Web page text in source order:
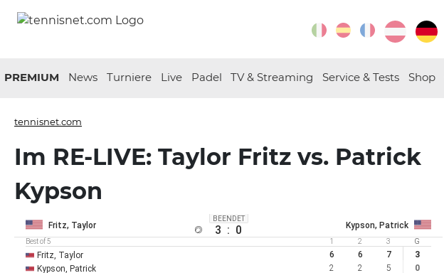
PREMIUM News Turniere Live Padel TV & Streaming Service & Tests Shop
tennisnet.com
Im RE-LIVE: Taylor Fritz vs. Patrick
Kypson
Fritz, Taylor
BEENDET
3 : 0 Kypson, Patrick
Best of 5 1 2 3 G
Fritz, Taylor 6 6 7
3
Kypson, Patrick
2 2 5 0